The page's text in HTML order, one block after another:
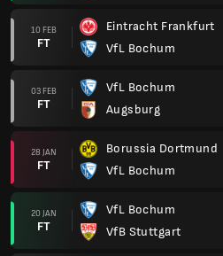
10 FEB
FT
Eintracht Frankfurt
VfL Bochum
03 FEB
FT
VfL Bochum
Augsburg
28 JAN
FT
Borussia Dortmund
VfL Bochum
20 JAN
FT
VfL Bochum
VfB Stuttgart